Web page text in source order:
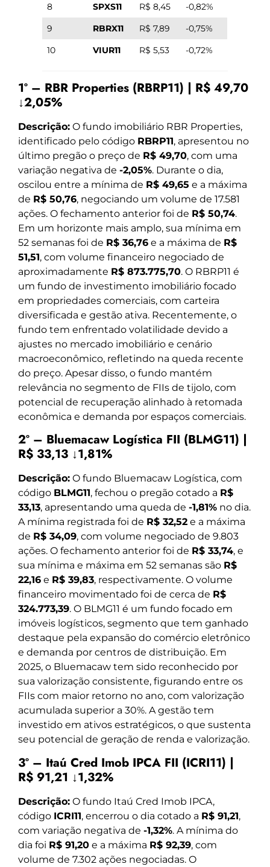
8
SPXS11 R$ 8,45
-0,82%
9
RBRX11 R$ 7,89
-0,75%
10
VIUR11 R$ 5,53 -0,72%
1º – RBR Properties (RBRP11) | R$ 49,70
↓2,05%
Descrição: O fundo imobiliário RBR Properties,
identificado pelo código RBRP11, apresentou no
último pregão o preço de R$ 49,70, com uma
variação negativa de -2,05%. Durante o dia,
oscilou entre a mínima de R$ 49,65 e a máxima
de R$ 50,76, negociando um volume de 17.581
ações. O fechamento anterior foi de R$ 50,74.
Em um horizonte mais amplo, sua mínima em
52 semanas foi de R$ 36,76 e a máxima de R$
51,51, com volume financeiro negociado de
aproximadamente R$ 873.775,70. O RBRP11 é
um fundo de investimento imobiliário focado
em propriedades comerciais, com carteira
diversificada e gestão ativa. Recentemente, o
fundo tem enfrentado volatilidade devido a
ajustes no mercado imobiliário e cenário
macroeconômico, refletindo na queda recente
do preço. Apesar disso, o fundo mantém
relevância no segmento de FIIs de tijolo, com
potencial de recuperação alinhado à retomada
econômica e demanda por espaços comerciais.
2º – Bluemacaw Logística FII (BLMG11) |
R$ 33,13 ↓1,81%
Descrição: O fundo Bluemacaw Logística, com
código BLMG11, fechou o pregão cotado a R$
33,13, apresentando uma queda de -1,81% no dia.
A mínima registrada foi de R$ 32,52 e a máxima
de R$ 34,09, com volume negociado de 9.803
ações. O fechamento anterior foi de R$ 33,74, e
sua mínima e máxima em 52 semanas são R$
22,16 e R$ 39,83, respectivamente. O volume
financeiro movimentado foi de cerca de R$
324.773,39. O BLMG11 é um fundo focado em
imóveis logísticos, segmento que tem ganhado
destaque pela expansão do comércio eletrônico
e demanda por centros de distribuição. Em
2025, o Bluemacaw tem sido reconhecido por
sua valorização consistente, figurando entre os
FIIs com maior retorno no ano, com valorização
acumulada superior a 30%. A gestão tem
investido em ativos estratégicos, o que sustenta
seu potencial de geração de renda e valorização.
3º – Itaú Cred Imob IPCA FII (ICRI11) |
R$ 91,21 ↓1,32%
Descrição: O fundo Itaú Cred Imob IPCA,
código ICRI11, encerrou o dia cotado a R$ 91,21,
com variação negativa de -1,32%. A mínima do
dia foi R$ 91,20 e a máxima R$ 92,39, com
volume de 7.302 ações negociadas. O